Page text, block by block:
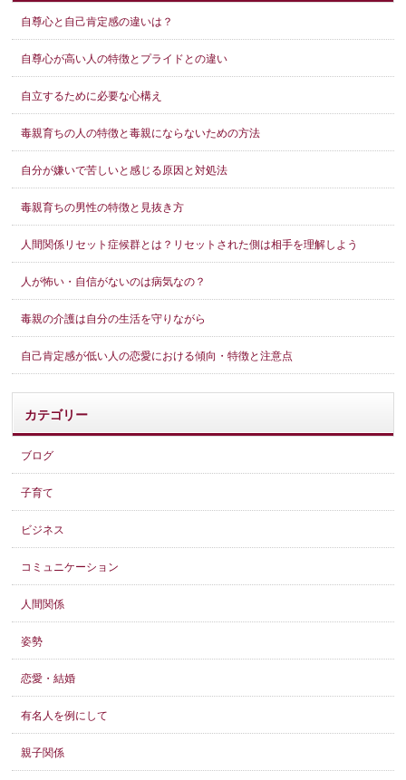
自尊心と自己肯定感の違いは？
自尊心が高い人の特徴とプライドとの違い
自立するために必要な心構え
毒親育ちの人の特徴と毒親にならないための方法
自分が嫌いで苦しいと感じる原因と対処法
毒親育ちの男性の特徴と見抜き方
人間関係リセット症候群とは？リセットされた側は相手を理解しよう
人が怖い・自信がないのは病気なの？
毒親の介護は自分の生活を守りながら
自己肯定感が低い人の恋愛における傾向・特徴と注意点
カテゴリー
ブログ
子育て
ビジネス
コミュニケーション
人間関係
姿勢
恋愛・結婚
有名人を例にして
親子関係